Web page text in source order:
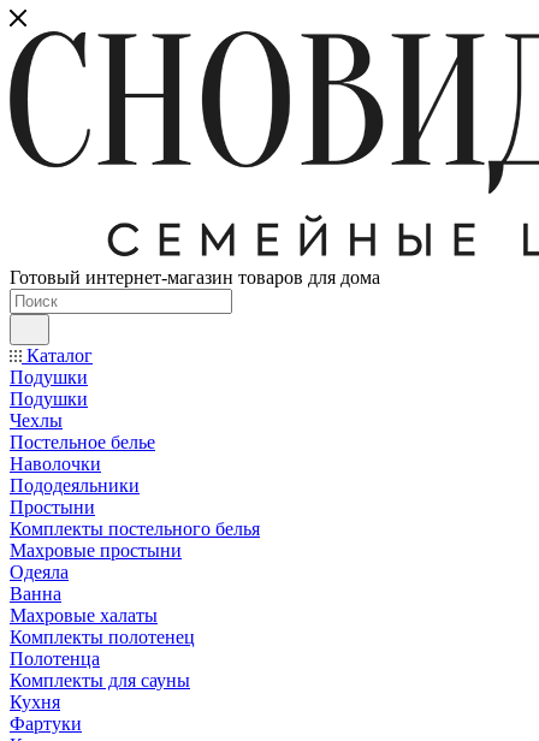
Готовый интернет-магазин товаров для дома
Каталог
Подушки
Подушки
Чехлы
Постельное белье
Наволочки
Пододеяльники
Простыни
Комплекты постельного белья
Махровые простыни
Одеяла
Ванна
Махровые халаты
Комплекты полотенец
Полотенца
Комплекты для сауны
Кухня
Фартуки